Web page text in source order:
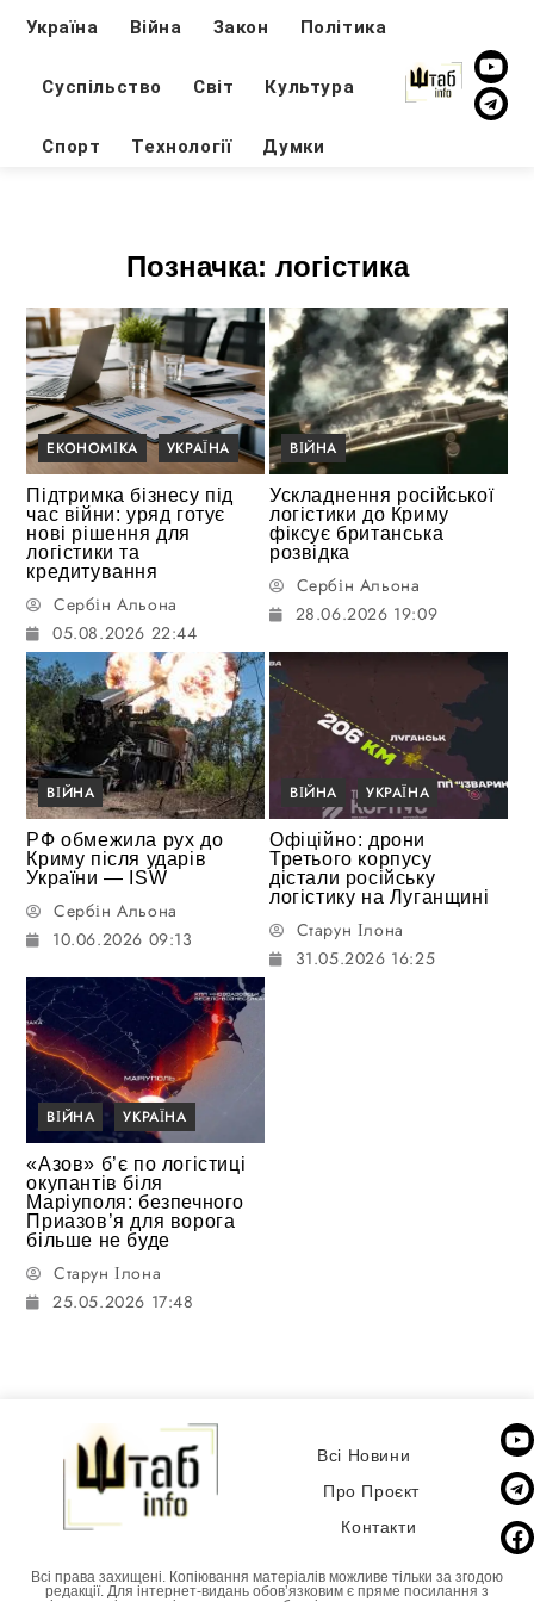
Україна Війна Закон Політика
Суспільство Світ Культура
Спорт Технології Думки
Позначка: логістика
ЕКОНОМІКА УКРАЇНА
Підтримка бізнесу під
час війни: уряд готує
нові рішення для
логістики та
кредитування
Сербін Альона
05.08.2026 22:44
ВІЙНА
Ускладнення російської
логістики до Криму
фіксує британська
розвідка
Сербін Альона
28.06.2026 19:09
ВІЙНА
РФ обмежила рух до
Криму після ударів
України — ISW
Сербін Альона
10.06.2026 09:13
ВІЙНА УКРАЇНА
Офіційно: дрони
Третього корпусу
дістали російську
логістику на Луганщині
Старун Ілона
31.05.2026 16:25
ВІЙНА УКРАЇНА
«Азов» б’є по логістиці
окупантів біля
Маріуполя: безпечного
Приазов’я для ворога
більше не буде
Старун Ілона
25.05.2026 17:48
Всі Новини
Про Проєкт
Контакти
Всі права захищені. Копіювання матеріалів можливе тільки за згодою
редакції. Для інтернет-видань обовʼязковим є пряме посилання з